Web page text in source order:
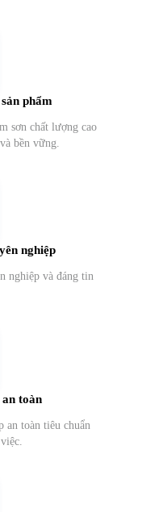
phẩm
sơn chất lượng cao
bền vững.
nghiệp
nghiệp và đáng tin
toàn
an toàn tiêu chuẩn